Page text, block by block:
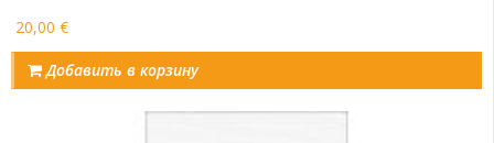
20,00 €
Добавить в корзину